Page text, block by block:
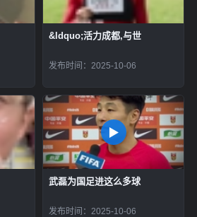
&ldquo;活力成都,与世
发布时间：2025-10-06
武磊为国足进这么多球
发布时间：2025-10-06